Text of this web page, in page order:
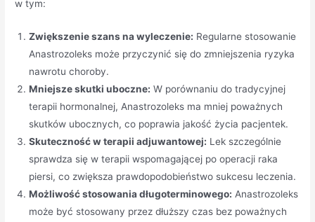
w tym:
Zwiększenie szans na wyleczenie: Regularne stosowanie
Anastrozoleks może przyczynić się do zmniejszenia ryzyka
nawrotu choroby.
Mniejsze skutki uboczne: W porównaniu do tradycyjnej
terapii hormonalnej, Anastrozoleks ma mniej poważnych
skutków ubocznych, co poprawia jakość życia pacjentek.
Skuteczność w terapii adjuwantowej: Lek szczególnie
sprawdza się w terapii wspomagającej po operacji raka
piersi, co zwiększa prawdopodobieństwo sukcesu leczenia.
Możliwość stosowania długoterminowego: Anastrozoleks
może być stosowany przez dłuższy czas bez poważnych